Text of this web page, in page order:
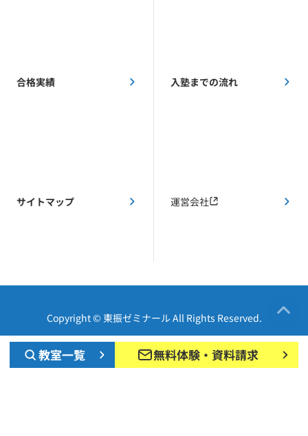
合格実績 入塾までの流れ
サイトマップ 運営会社
Copyright © 東振ゼミナール All Rights Reserved.
教室一覧 無料体験・資料請求